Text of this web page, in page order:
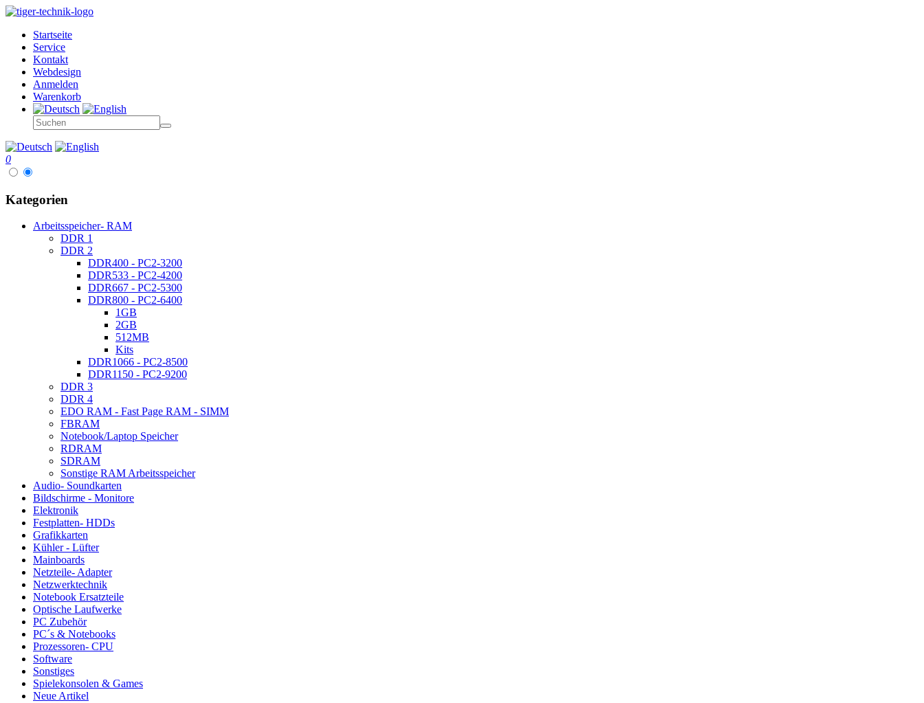
Startseite
Service
Kontakt
Webdesign
Anmelden
Warenkorb
0
Kategorien
Arbeitsspeicher- RAM
DDR 1
DDR 2
DDR400 - PC2-3200
DDR533 - PC2-4200
DDR667 - PC2-5300
DDR800 - PC2-6400
1GB
2GB
512MB
Kits
DDR1066 - PC2-8500
DDR1150 - PC2-9200
DDR 3
DDR 4
EDO RAM - Fast Page RAM - SIMM
FBRAM
Notebook/Laptop Speicher
RDRAM
SDRAM
Sonstige RAM Arbeitsspeicher
Audio- Soundkarten
Bildschirme - Monitore
Elektronik
Festplatten- HDDs
Grafikkarten
Kühler - Lüfter
Mainboards
Netzteile- Adapter
Netzwerktechnik
Notebook Ersatzteile
Optische Laufwerke
PC Zubehör
PC´s & Notebooks
Prozessoren- CPU
Software
Sonstiges
Spielekonsolen & Games
Neue Artikel